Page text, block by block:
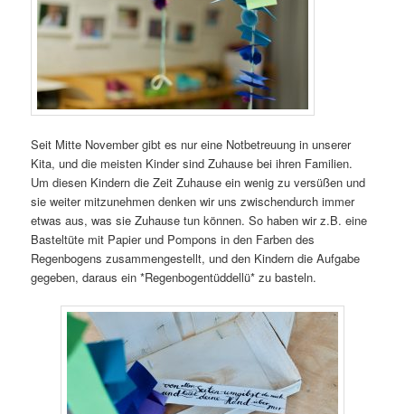
Seit Mitte November gibt es nur eine Notbetreuung in unserer
Kita, und die meisten Kinder sind Zuhause bei ihren Familien.
Um diesen Kindern die Zeit Zuhause ein wenig zu versüßen und
sie weiter mitzunehmen denken wir uns zwischendurch immer
etwas aus, was sie Zuhause tun können. So haben wir z.B. eine
Basteltüte mit Papier und Pompons in den Farben des
Regenbogens zusammengestellt, und den Kindern die Aufgabe
gegeben, daraus ein *Regenbogentüddellü* zu basteln.